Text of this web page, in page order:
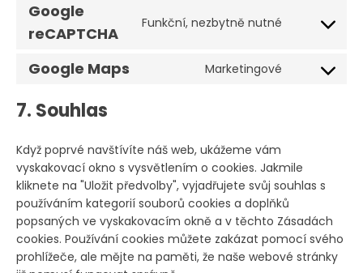
service
Google
reCAPTCHA
Funkční, nezbytně nutné
Consent
service
Google Maps Marketingové
Consent
7. Souhlas
Když poprvé navštívíte náš web, ukážeme vám
vyskakovací okno s vysvětlením o cookies. Jakmile
kliknete na "Uložit předvolby", vyjadřujete svůj souhlas s
používáním kategorií souborů cookies a doplňků
popsaných ve vyskakovacím okně a v těchto Zásadách
cookies. Používání cookies můžete zakázat pomocí svého
prohlížeče, ale mějte na paměti, že naše webové stránky